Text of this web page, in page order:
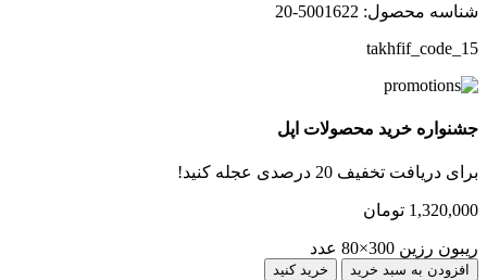
شناسه محصول: 5001622-20
takhfif_code_15
جشنواره خرید محصولات اپل
برای دریافت تخفیف 20 درصدی عجله کنید!
1,320,000 تومان
ریبون رزین 300×80 عدد
افزودن به سبد خرید خرید کنید